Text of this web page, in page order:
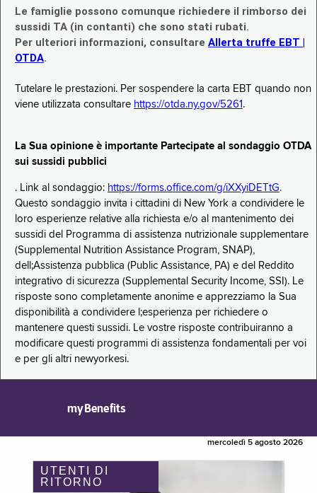
Le famiglie possono comunque richiedere il rimborso dei
sussidi TA (in contanti) che sono stati rubati.
Per ulteriori informazioni, consultare Allerta truffe EBT |
OTDA.
Tutelare le prestazioni. Per sospendere la carta EBT quando non
viene utilizzata consultare https://otda.ny.gov/5261 .
La Sua opinione è importante Partecipate al sondaggio OTDA
sui sussidi pubblici
. Link al sondaggio: https://forms.office.com/g/iXXyiDETtG.
Questo sondaggio invita i cittadini di New York a condividere le
loro esperienze relative alla richiesta e/o al mantenimento dei
sussidi del Programma di assistenza nutrizionale supplementare
(Supplemental Nutrition Assistance Program, SNAP),
dell;Assistenza pubblica (Public Assistance, PA) e del Reddito
integrativo di sicurezza (Supplemental Security Income, SSI). Le
risposte sono completamente anonime e apprezziamo la Sua
disponibilità a condividere l;esperienza per richiedere o
mantenere questi sussidi. Le vostre risposte contribuiranno a
modificare questi programmi di assistenza fondamentali per voi
e per gli altri newyorkesi.
myBenefits
mercoledì 5 agosto 2026
UTENTI DI
RITORNO